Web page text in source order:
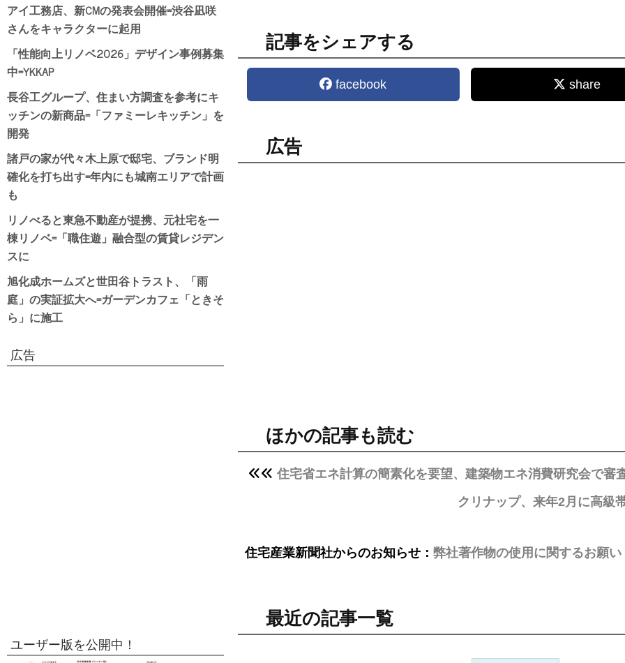
記事をシェアする
facebook share
広告
ほかの記事も読む
住宅省エネ計算の簡素化を要望、建築物エネ消費研究会で審
クリナップ、来年2月に高級
住宅産業新聞社からのお知らせ： 弊社著作物の使用に関するお願い
最近の記事一覧
アイ工務店、新CMの発表会開催=渋谷凪咲
さんをキャラクターに起用
「性能向上リノベ2026」デザイン事例募集
中=YKKAP
長谷工グループ、住まい方調査を参考にキ
ッチンの新商品=「ファミーレキッチン」を
開発
諸戸の家が代々木上原で邸宅、ブランド明
確化を打ち出す=年内にも城南エリアで計画
も
リノべると東急不動産が提携、元社宅を一
棟リノベ=「職住遊」融合型の賃貸レジデン
スに
旭化成ホームズと世田谷トラスト、「雨
庭」の実証拡大へ=ガーデンカフェ「ときそ
ら」に施工
広告
ユーザー版を公開中！